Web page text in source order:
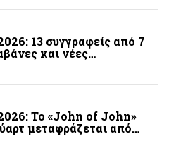
13 συγγραφείς από 7
και νέες…
Το «John of John»
μεταφράζεται από…